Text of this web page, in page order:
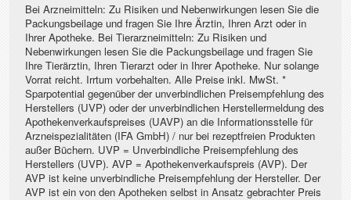
Bei Arzneimitteln: Zu Risiken und Nebenwirkungen lesen Sie die
Packungsbeilage und fragen Sie Ihre Ärztin, Ihren Arzt oder in
Ihrer Apotheke. Bei Tierarzneimitteln: Zu Risiken und
Nebenwirkungen lesen Sie die Packungsbeilage und fragen Sie
Ihre Tierärztin, Ihren Tierarzt oder in Ihrer Apotheke. Nur solange
Vorrat reicht. Irrtum vorbehalten. Alle Preise inkl. MwSt. *
Sparpotential gegenüber der unverbindlichen Preisempfehlung des
Herstellers (UVP) oder der unverbindlichen Herstellermeldung des
Apothekenverkaufspreises (UAVP) an die Informationsstelle für
Arzneispezialitäten (IFA GmbH) / nur bei rezeptfreien Produkten
außer Büchern. UVP = Unverbindliche Preisempfehlung des
Herstellers (UVP). AVP = Apothekenverkaufspreis (AVP). Der
AVP ist keine unverbindliche Preisempfehlung der Hersteller. Der
AVP ist ein von den Apotheken selbst in Ansatz gebrachter Preis